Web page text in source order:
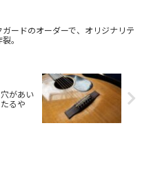
ガードのオーダーで、オリジナリテ
。
があい
るや